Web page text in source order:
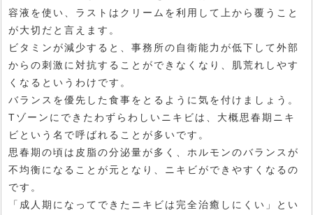
容液を使い、ラストはクリームを利用して上から覆うこと
が大切だと言えます。
ビタミンが減少すると、事務所の自衛能力が低下して外部
からの刺激に対抗することができなくなり、肌荒れしやす
くなるというわけです。
バランスを優先した食事をとるように気を付けましょう。
Tゾーンにできたわずらわしいニキビは、大概思春期ニキ
ビという名で呼ばれることが多いです。
思春期の頃は皮脂の分泌量が多く、ホルモンのバランスが
不均衡になることが元となり、ニキビができやすくなるの
です。
「成人期になってできたニキビは完全治癒しにくい」とい